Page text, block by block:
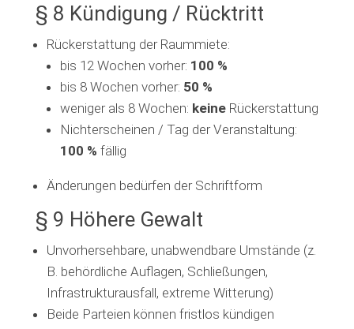
§ 8 Kündigung / Rücktritt
Rückerstattung der Raummiete:
bis 12 Wochen vorher: 100 %
bis 8 Wochen vorher: 50 %
weniger als 8 Wochen: keineRückerstattung
Nichterscheinen / Tag der Veranstaltung:
100 % fällig
Änderungen bedürfen der Schriftform
§ 9 Höhere Gewalt
Unvorhersehbare, unabwendbare Umstände (z.
B. behördliche Auflagen, Schließungen,
Infrastrukturausfall, extreme Witterung)
Beide Parteien können fristlos kündigen